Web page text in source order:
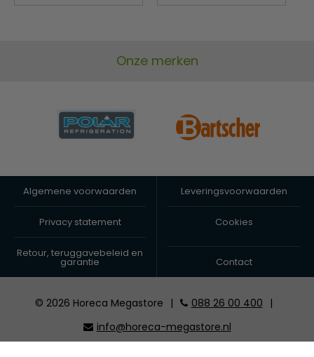
Onze merken
Algemene voorwaarden Leveringsvoorwaarden
Privacy statement Cookies
Retour, teruggavebeleid en
garantie Contact
© 2026 Horeca Megastore | 088 26 00 400
|
info@horeca-megastore.nl